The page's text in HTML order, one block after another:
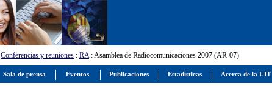
Conferencias y reuniones : RA: Asamblea de Radiocomunicaciones 2007 (AR-07)
Sala de prensa Eventos Publicaciones Estadísticas Acerca de la UIT